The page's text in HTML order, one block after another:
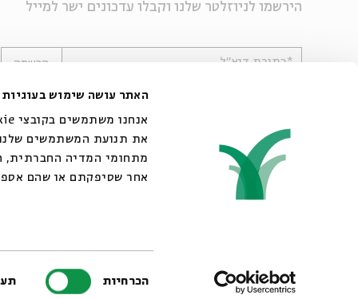
האתר עושה שימוש בעוגיות
את תנועת המשתמשים
מתחומי המדיה החברתית,
אחר שסיפקתם או שהם
הכרחיות
הירשמו לניוזלטר שלנו וקבלו עדכונים ישר למייל
*כתובת דוא"ל הרשמה